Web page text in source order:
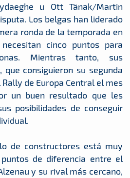
u Ott Tänak/Martin
Los belgas han liderado
ronda de la temporada en
cinco puntos para
Mientras tanto, sus
que consiguieron su segunda
de Europa Central el mes
un buen resultado que les
posibilidades de conseguir
de constructores está muy
de diferencia entre el
y su rival más cercano,